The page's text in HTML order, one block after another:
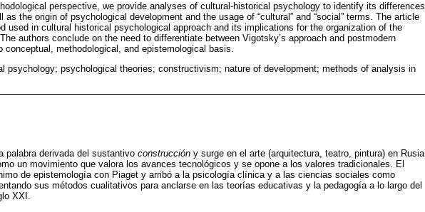
perspective, we provide analyses of cultural-historical psychology to identify its differences
the origin of psychological development and the usage of “cultural” and “social” terms. The article
used in cultural historical psychological approach and its implications for the organization of the
authors conclude on the need to differentiate between Vigotsky’s approach and postmodern
conceptual, methodological, and epistemological basis.
psychology; psychological theories; constructivism; nature of development; methods of analysis in
palabra derivada del sustantivo construcción y surge en el arte (arquitectura, teatro, pintura) en Rusia
un movimiento que valora los avances tecnológicos y se opone a los valores tradicionales. El
de epistemología con Piaget y arribó a la psicología clínica y a las ciencias sociales como
sus métodos cualitativos para anclarse en las teorías educativas y la pedagogía a lo largo del
XXI.